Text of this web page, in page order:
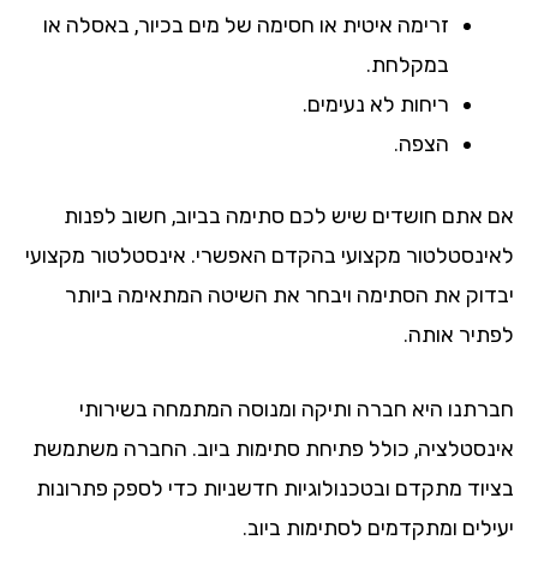
זרימה איטית או חסימה של מים בכיור, באסלה או
במקלחת.
ריחות לא נעימים.
הצפה.
אתם חושדים שיש לכם סתימה בביוב, חשוב לפנות
מקצועי בהקדם האפשרי. אינסטלטור מקצועי
את הסתימה ויבחר את השיטה המתאימה ביותר
אותה.
היא חברה ותיקה ומנוסה המתמחה בשירותי
כולל פתיחת סתימות ביוב. החברה משתמשת
מתקדם ובטכנולוגיות חדשניות כדי לספק פתרונות
ומתקדמים לסתימות ביוב.